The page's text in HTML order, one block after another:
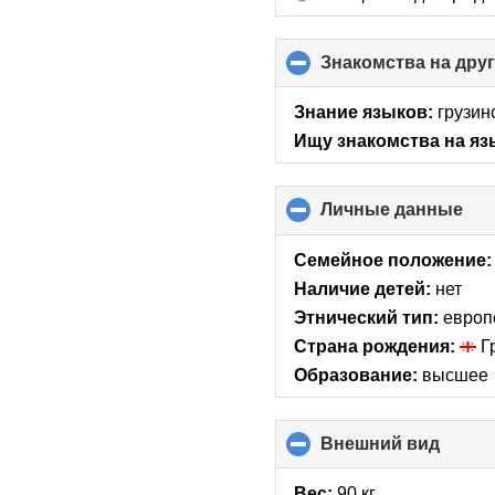
Знакомства на
Знание языков:
Ищу знакомства на
Личные данные
to
Семейное положение:
Наличие детей: нет
Этнический тип:
Страна рождения:
Образование: высшее
Внешний вид
to